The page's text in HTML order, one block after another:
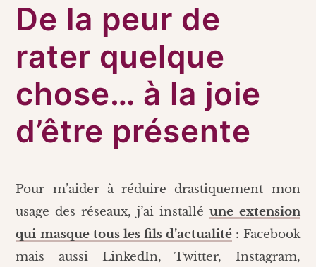
De la peur de
rater quelque
chose… à la joie
d’être présente
Pour m’aider à réduire drastiquement mon
usage des réseaux, j’ai installé une extension
qui masque tous les fils d’actualité : Facebook
mais aussi LinkedIn, Twitter, Instagram,